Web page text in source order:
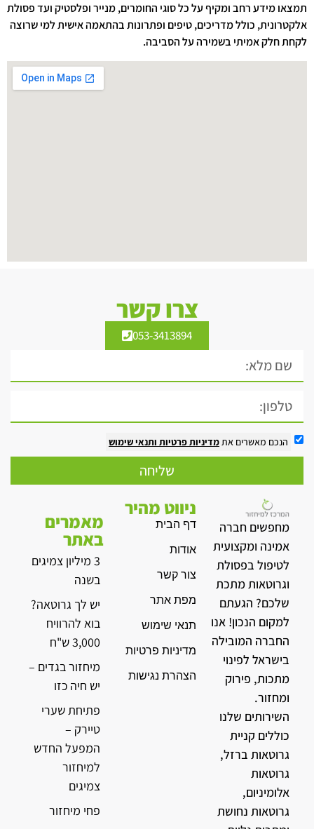
תמצאו מידע רחב ומקיף על כל סוגי החומרים, מנייר ופלסטיק ועד פסולת
אלקטרונית, כולל מדריכים, טיפים ופתרונות בהתאמה אישית למי שרוצה
לקחת חלק אמיתי בשמירה על הסביבה.
צרו קשר
053-3413894
הנכם מאשרים אתמדיניות פרטיות ותנאי שימוש
שליחה
מחפשים חברה
אמינה ומקצועית
לטיפול בפסולת
וגרוטאות מתכת
שלכם? הגעתם
למקום הנכון! אנו
החברה המובילה
בישראל לפינוי
מתכות, פירוק
ומחזור.
השירותים שלנו
כוללים קניית
גרוטאות ברזל,
גרוטאות
אלומיניום,
גרוטאות נחושת
ניווט מהיר
דף הבית
אודות
צור קשר
מפת אתר
תנאי שימוש
מדיניות פרטיות
הצהרת נגישות
מאמרים
באתר
3 מיליון צמיגים
בשנה
יש לך גרוטאה?
בוא להרוויח
3,000 ש"ח
מיחזור בגדים –
יש חיה כזו
פתיחת שערי
טיירק –
המפעל החדש
למיחזור
צמיגים
פחי מיחזור